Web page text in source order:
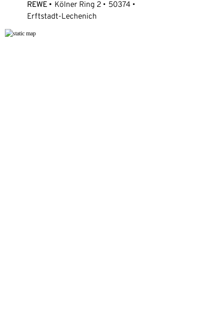
REWE Kölner Ring 2
50374
Erftstadt-Lechenich